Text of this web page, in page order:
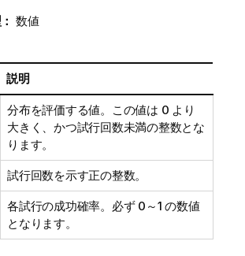
数値
説明
分布を評価する値。この値は 0 より
大きく、かつ試行回数未満の整数とな
ります。
試行回数を示す正の整数。
各試行の成功確率。必ず 0～1 の数値
となります。